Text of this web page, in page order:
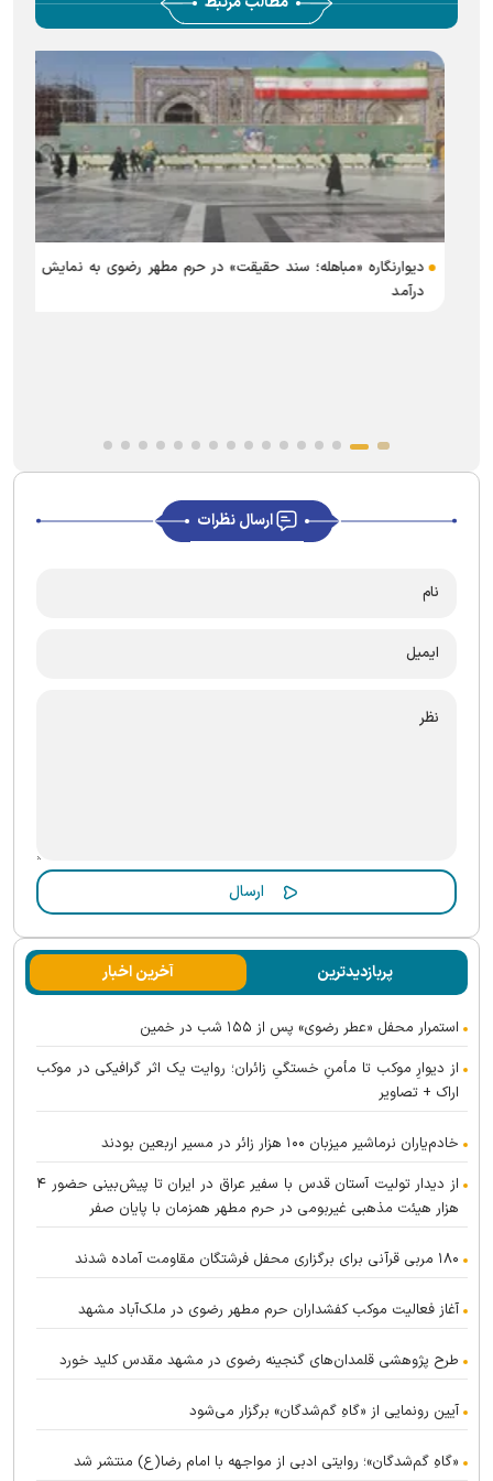
دیوارنگاره «مباهله؛ سند حقیقت» در حرم مطهر رضوی به نمایش
درآمد
ارسال نظرات
پربازدیدترین آخرین اخبار
استمرار محفل «عطر رضوی» پس از ۱۵۵ شب در خمین
از دیوارِ موکب تا مأمنِ خستگیِ زائران؛ روایت یک اثر گرافیکی در موکب
اراک + تصاویر
خادم‌یاران نرماشیر میزبان ۱۰۰ هزار زائر در مسیر اربعین بودند
از دیدار تولیت آستان قدس با سفیر عراق در ایران تا پیش‌بینی حضور ۴
هزار هیئت مذهبی غیربومی در حرم مطهر همزمان با پایان صفر
۱۸۰ مربی قرآنی برای برگزاری محفل فرشتگان مقاومت آماده شدند
آغاز فعالیت موکب کفشداران حرم مطهر رضوی در ملک‌آباد مشهد
طرح پژوهشی قلمدان‌های گنجینه رضوی در مشهد مقدس کلید خورد
آیین رونمایی از «گاهِ گم‌شدگان» برگزار می‌شود
«گاهِ گم‌شدگان»؛ روایتی ادبی از مواجهه با امام رضا(ع) منتشر شد